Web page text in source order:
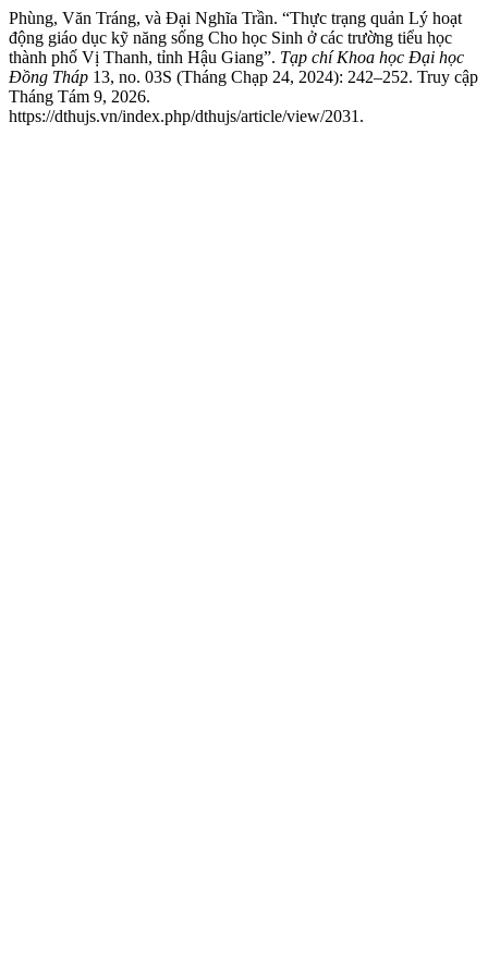
Phùng, Văn Tráng, và Đại Nghĩa Trần. “Thực trạng quản Lý hoạt
động giáo dục kỹ năng sống Cho học Sinh ở các trường tiểu học
thành phố Vị Thanh, tỉnh Hậu Giang”. Tạp chí Khoa học Đại học
Đồng Tháp 13, no. 03S (Tháng Chạp 24, 2024): 242–252. Truy cập
Tháng Tám 9, 2026.
https://dthujs.vn/index.php/dthujs/article/view/2031.